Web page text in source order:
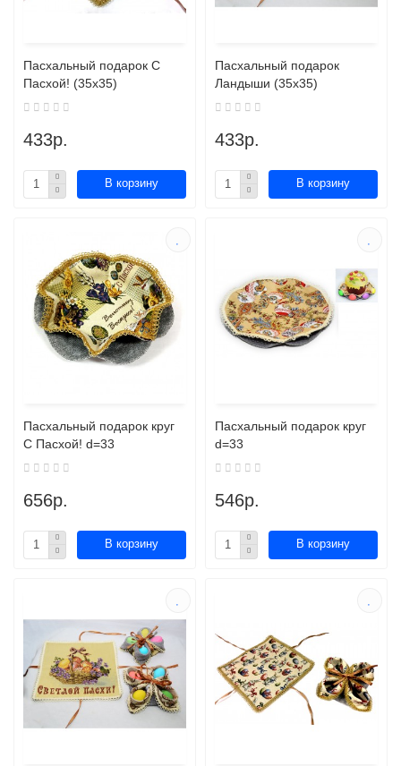
Пасхальный подарок С
Пасхой! (35х35)
433р.
В корзину
Пасхальный подарок
Ландыши (35х35)
433р.
В корзину
Пасхальный подарок круг
С Пасхой! d=33
656р.
В корзину
Пасхальный подарок круг
d=33
546р.
В корзину